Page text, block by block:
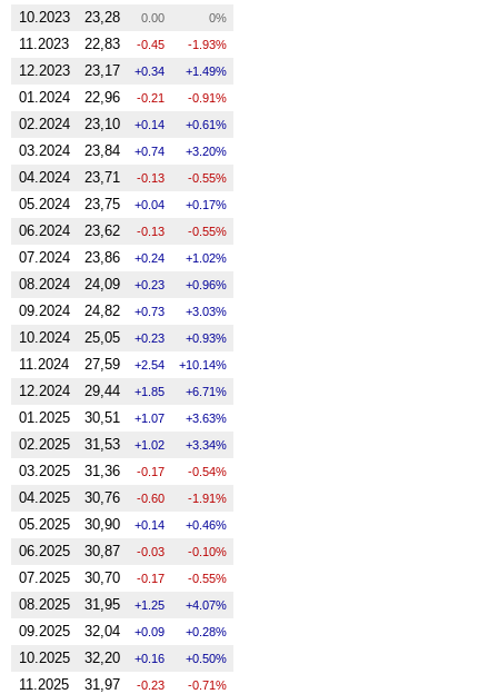
10.2023 23,28 0.00 0%
11.2023 22,83 -0.45 -1.93%
12.2023 23,17 0.34 1.49%
01.2024 22,96 -0.21 -0.91%
02.2024 23,10 0.14 0.61%
03.2024 23,84 0.74 3.20%
04.2024 23,71 -0.13 -0.55%
05.2024 23,75 0.04 0.17%
06.2024 23,62 -0.13 -0.55%
07.2024 23,86 0.24 1.02%
08.2024 24,09 0.23 0.96%
09.2024 24,82 0.73 3.03%
10.2024 25,05 0.23 0.93%
11.2024 27,59 2.54 10.14%
12.2024 29,44 1.85 6.71%
01.2025 30,51 1.07 3.63%
02.2025 31,53 1.02 3.34%
03.2025 31,36 -0.17 -0.54%
04.2025 30,76 -0.60 -1.91%
05.2025 30,90 0.14 0.46%
06.2025 30,87 -0.03 -0.10%
07.2025 30,70 -0.17 -0.55%
08.2025 31,95 1.25 4.07%
09.2025 32,04 0.09 0.28%
10.2025 32,20 0.16 0.50%
11.2025 31,97 -0.23 -0.71%